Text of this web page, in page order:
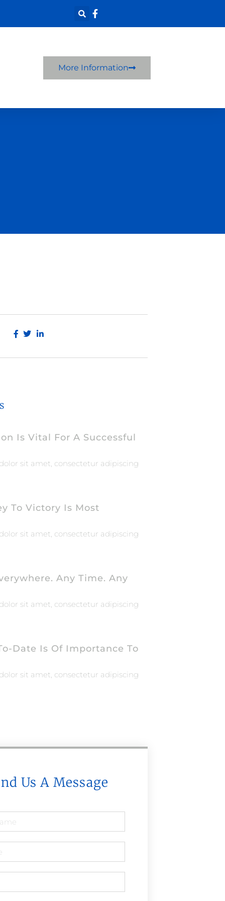
More Information
Is Vital For A Successful
sit amet, consectetur adipiscing
To Victory Is Most
sit amet, consectetur adipiscing
Any Time. Any
sit amet, consectetur adipiscing
Date Is Of Importance To
sit amet, consectetur adipiscing
Us A Message